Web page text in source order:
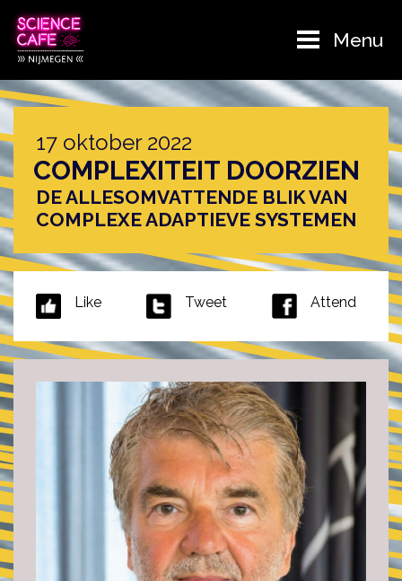
Menu
17 oktober 2022
COMPLEXITEIT DOORZIEN
DE ALLESOMVATTENDE BLIK VAN
COMPLEXE ADAPTIEVE SYSTEMEN
Like Tweet Attend